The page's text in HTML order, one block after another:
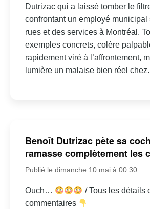
Dutrizac qui a laissé tomber le
confrontant un employé municipal
rues et des services à Montréal.
exemples concrets, colère
rapidement viré à l’affrontement,
lumière un malaise bien réel
Benoît Dutrizac pète sa
ramasse complètement les
Publié le dimanche 10 mai à 00:30
Ouch…
/ Tous les détails
commentaires